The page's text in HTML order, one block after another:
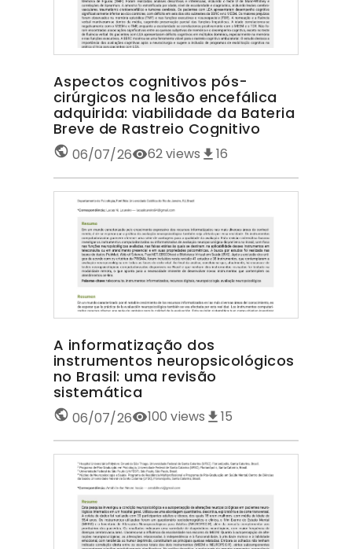
Aspectos cognitivos pós-
cirúrgicos na lesão encefálica
adquirida: viabilidade da Bateria
Breve de Rastreio Cognitivo
06/07/26 62views 16
A informatização dos
instrumentos neuropsicológicos
no Brasil: uma revisão
sistemática
06/07/26 100 views 15